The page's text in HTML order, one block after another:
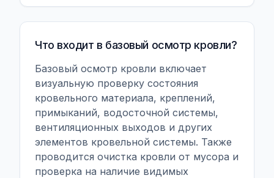
Что входит в базовый осмотр кровли?
Базовый осмотр кровли включает
визуальную проверку состояния
кровельного материала, креплений,
примыканий, водосточной системы,
вентиляционных выходов и других
элементов кровельной системы. Также
проводится очистка кровли от мусора и
проверка на наличие видимых